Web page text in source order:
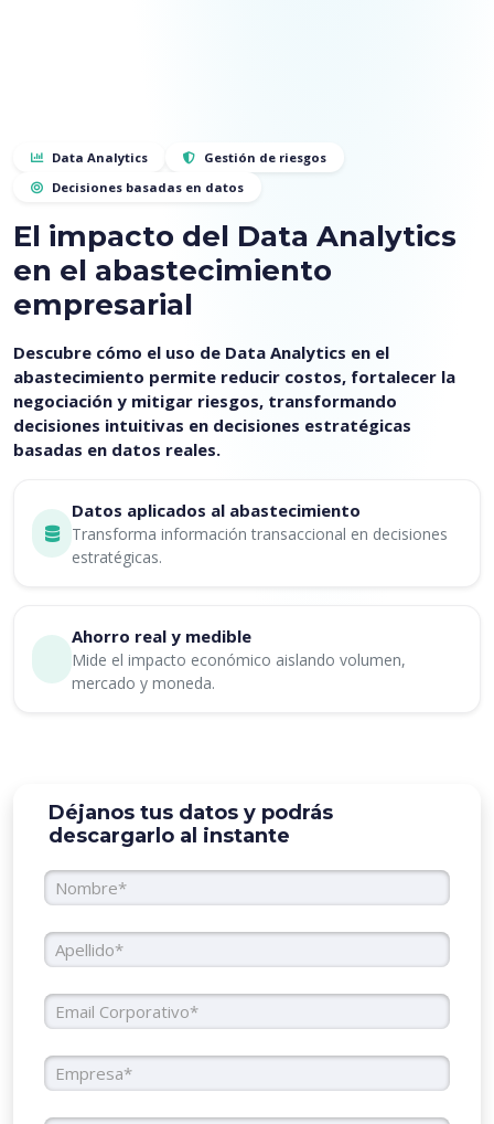
Data Analytics
Gestión de riesgos
Decisiones basadas en datos
El impacto del Data Analytics
en el abastecimiento
empresarial
Descubre cómo el uso de Data Analytics en el
abastecimiento permite reducir costos, fortalecer la
negociación y mitigar riesgos, transformando
decisiones intuitivas en decisiones estratégicas
basadas en datos reales.
Datos aplicados al abastecimiento
Transforma información transaccional en decisiones
estratégicas.
Ahorro real y medible
Mide el impacto económico aislando volumen,
mercado y moneda.
Déjanos tus datos y podrás
descargarlo al instante